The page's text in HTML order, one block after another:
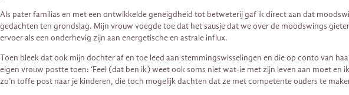
Als pater familias en met een ontwikkelde geneigdheid tot betweterij gaf ik direct aan dat
gedachten ten grondslag. Mijn vrouw voegde toe dat het sausje dat we over de moodswings
ervoer als een onderhevig zijn aan energetische en astrale influx.
Toen bleek dat ook mijn dochter af en toe leed aan stemmingswisselingen en die op conto van
eigen vrouw postte toen: ‘Feel (dat ben ik) weet ook soms niet wat-ie met zijn leven aan moet
zo’n toffe post naar je kinderen, die toch mogelijk dachten dat ze met competente ouders te